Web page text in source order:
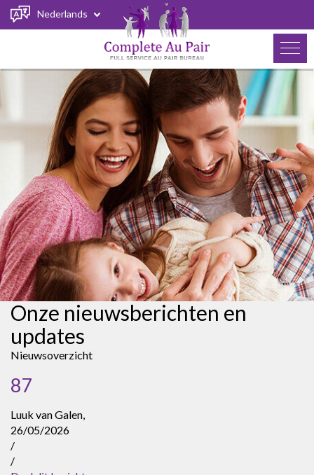
Nederlands
Onze nieuwsberichten en
updates
Nieuwsoverzicht
87
Luuk van Galen,
26/05/2026
/
/